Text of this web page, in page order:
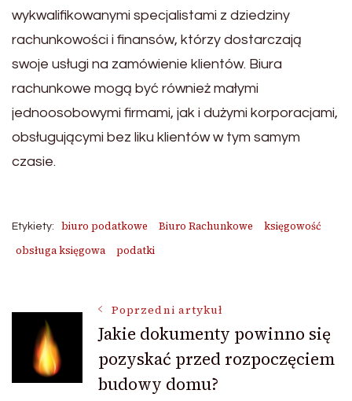
wykwalifikowanymi specjalistami z dziedziny
rachunkowości i finansów, którzy dostarczają
swoje usługi na zamówienie klientów. Biura
rachunkowe mogą być również małymi
jednoosobowymi firmami, jak i dużymi korporacjami,
obsługującymi bez liku klientów w tym samym
czasie.
Etykiety: biuro podatkowe Biuro Rachunkowe
księgowość
obsługa księgowa
podatki
Nawigacja
wpisu
Poprzedni artykuł
Jakie dokumenty powinno się
pozyskać przed rozpoczęciem
budowy domu?